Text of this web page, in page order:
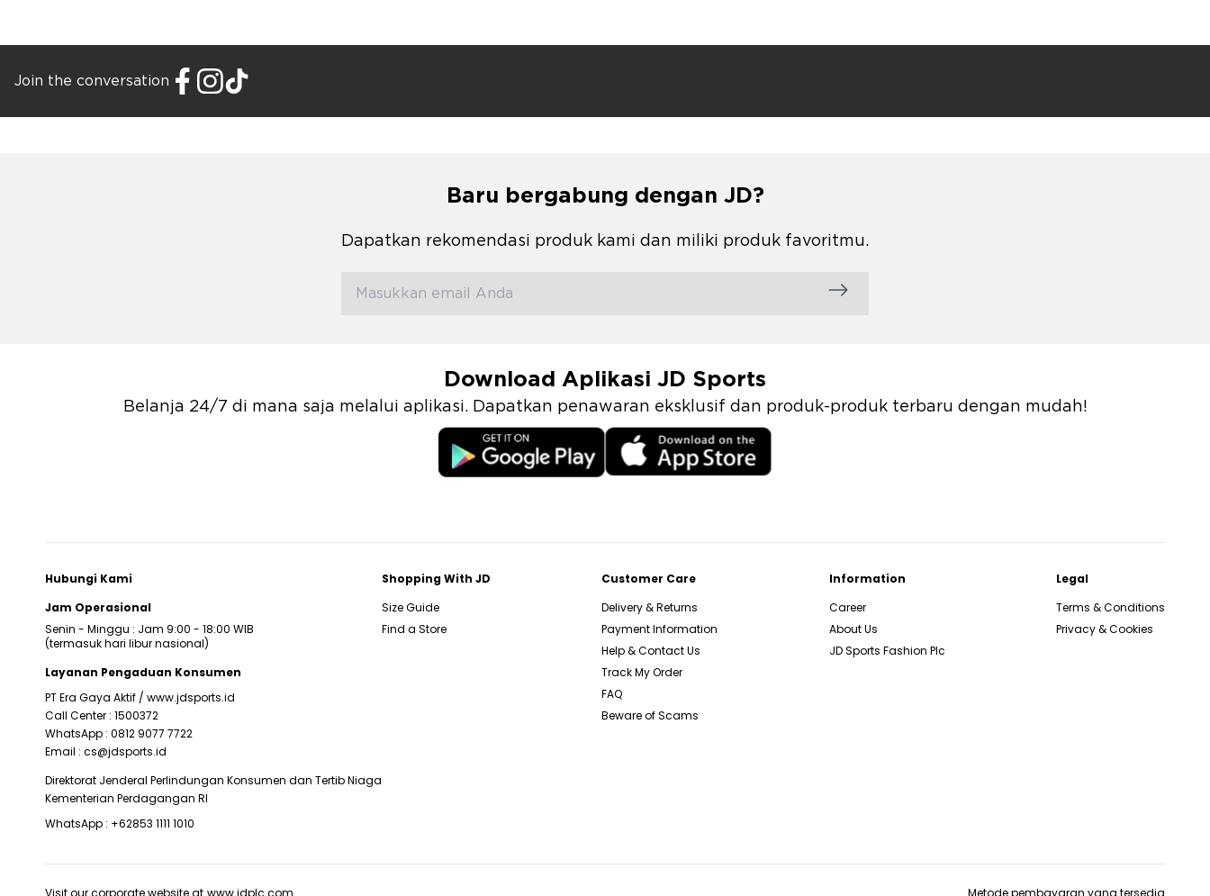
Join the conversation
Baru bergabung dengan JD?
Dapatkan rekomendasi produk kami dan miliki produk favoritmu.
Download Aplikasi JD Sports
Belanja 24/7 di mana saja melalui aplikasi. Dapatkan penawaran eksklusif dan produk-produk terbaru dengan mudah!
Hubungi Kami
Jam Operasional
Senin - Minggu : Jam 9:00 - 18:00 WIB
(termasuk hari libur nasional)
Layanan Pengaduan Konsumen
PT Era Gaya Aktif / www.jdsports.id
Call Center : 1500372
WhatsApp : 0812 9077 7722
Email : cs@jdsports.id
Direktorat Jenderal Perlindungan Konsumen dan Tertib Niaga
Kementerian Perdagangan RI
WhatsApp : +62853 1111 1010
Shopping With JD
Size Guide
Find a Store
Customer Care
Delivery & Returns
Payment Information
Help & Contact Us
Track My Order
FAQ
Beware of Scams
Information
Career
About Us
JD Sports Fashion Plc
Legal
Terms & Conditions
Privacy & Cookies
Visit our corporate website at www.jdplc.com Metode pembayaran yang tersedia